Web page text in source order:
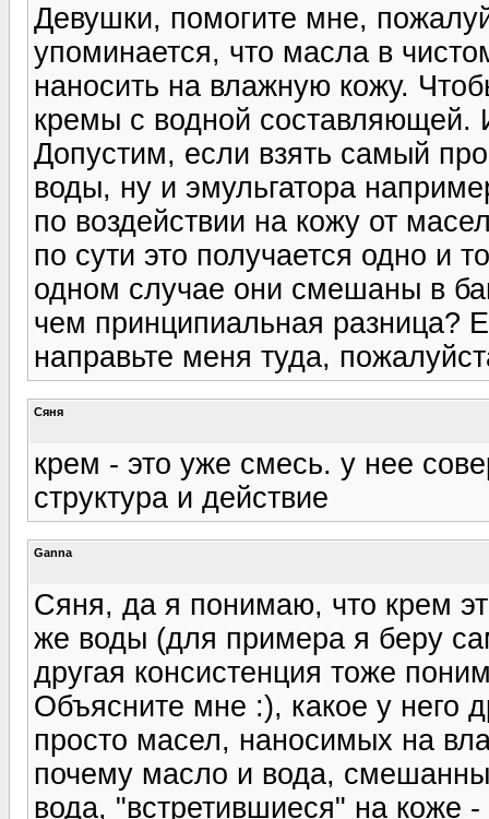
Девушки, помогите мне,
упоминается, что масла в
наносить на влажную кожу.
кремы с водной составляющей.
Допустим, если взять самый
воды, ну и эмульгатора
по воздействии на кожу от
по сути это получается одно и
одном случае они смешаны в
чем принципиальная разница?
направьте меня туда,
Сяня
крем - это уже смесь. у нее
структура и действие
Ganna
Сяня, да я понимаю, что крем
же воды (для примера я беру
другая консистенция тоже
Объясните мне :), какое у него
просто масел, наносимых на
почему масло и вода,
вода, "встретившиеся" на коже